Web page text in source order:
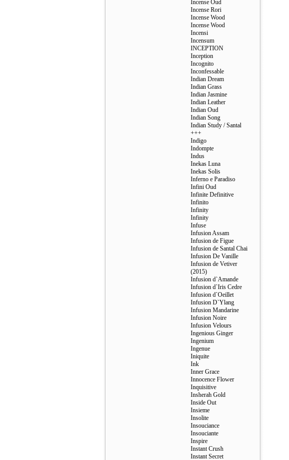
Incense Oud
Incense Rori
Incense Wood
Incense Wood
Incensi
Incensum
INCEPTION
Inception
Incognito
Inconfessable
Indian Dream
Indian Grass
Indian Jasmine
Indian Leather
Indian Oud
Indian Song
Indian Study / Santal
+++
Indigo
Indompte
Indus
Inekas Luna
Inekas Solis
Inferno e Paradiso
Infini Oud
Infinite Definitive
Infinito
Infinity
Infinity
Infuse
Infusion Assam
Infusion de Figue
Infusion de Santal Chai
Infusion De Vanille
Infusion de Vetiver
(2015)
Infusion d`Amande
Infusion d`Iris Cedre
Infusion d`Oeillet
Infusion D`Ylang
Infusion Mandarine
Infusion Noire
Infusion Velours
Ingenious Ginger
Ingenium
Ingenue
Iniquite
Ink
Inner Grace
Innocence Flower
Inquisitive
Insherah Gold
Inside Out
Insieme
Insolite
Insouciance
Insouciante
Inspire
Instant Crush
Instant Secret